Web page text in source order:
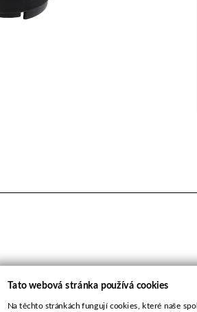
Tato webová stránka používá cookies
Na těchto stránkách fungují cookies, které naše